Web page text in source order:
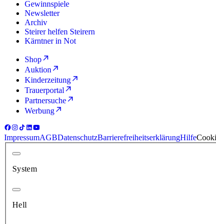
Gewinnspiele
Newsletter
Archiv
Steirer helfen Steirern
Kärntner in Not
Shop
Auktion
Kinderzeitung
Trauerportal
Partnersuche
Werbung
ImpressumAGBDatenschutzBarrierefreiheitserklärungHilfe
System
Hell